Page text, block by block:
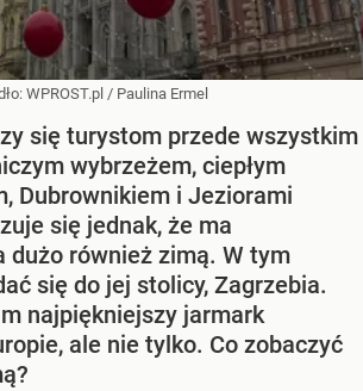
WPROST.pl / Paulina Ermel
się turystom przede wszystkim
wybrzeżem, ciepłym
Dubrownikiem i Jeziorami
się jednak, że ma
dużo również zimą. W tym
się do jej stolicy, Zagrzebia.
najpiękniejszy jarmark
ale nie tylko. Co zobaczyć